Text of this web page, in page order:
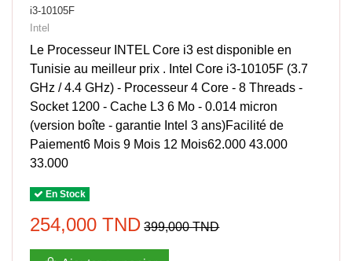
i3-10105F
Intel
Le Processeur INTEL Core i3 est disponible en
Tunisie au meilleur prix . Intel Core i3-10105F (3.7
GHz / 4.4 GHz) - Processeur 4 Core - 8 Threads -
Socket 1200 - Cache L3 6 Mo - 0.014 micron
(version boîte - garantie Intel 3 ans)Facilité de
Paiement6 Mois 9 Mois 12 Mois62.000 43.000
33.000
En Stock
254,000 TND 399,000 TND